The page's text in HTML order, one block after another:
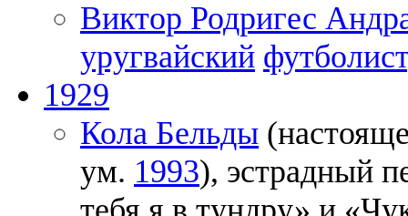
Виктор Родригес
уругвайский футболист
1929
Кола Бельды
ум. 1993), эстрадный